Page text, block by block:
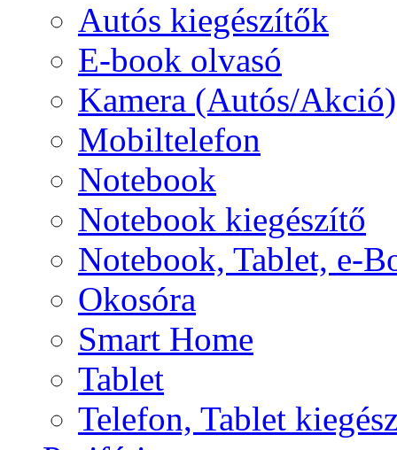
Autós kiegészítők
E-book olvasó
Kamera (Autós/Akció)
Mobiltelefon
Notebook
Notebook kiegészítő
Notebook, Tablet, e-
Okosóra
Smart Home
Tablet
Telefon, Tablet